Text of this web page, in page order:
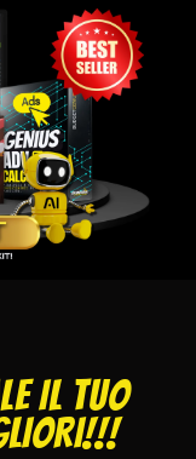
IL TUO